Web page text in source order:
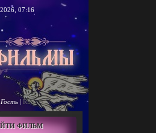
07:16
Гость | RSS
ФИЛЬМ